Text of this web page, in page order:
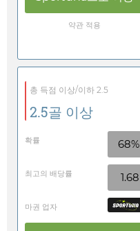
약관 적용
총 득점 이상/이하 2.5
2.5골 이상
확률 68%
최고의 배당률 1.68
마권 업자